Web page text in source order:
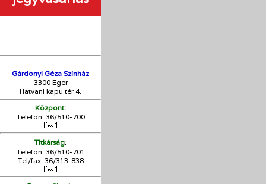
Gárdonyi Géza Színház
3300 Eger
Hatvani kapu tér 4.
Központ:
Telefon: 36/510-700
Titkárság:
Telefon: 36/510-701
Tel/fax: 36/313-838